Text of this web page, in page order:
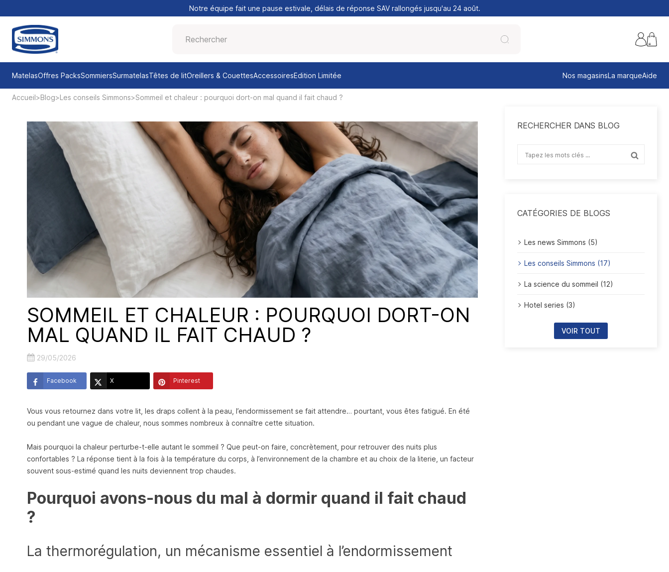
Notre équipe fait une pause estivale, délais de réponse SAV rallongés jusqu'au 24 août.
MatelasOffres PacksSommiersSurmatelasTêtes de litOreillers & CouettesAccessoiresEdition Limitée Nos magasinsLa marqueAide
Accueil Blog Les conseils Simmons Sommeil et chaleur : pourquoi dort-on mal quand il fait chaud ?
SOMMEIL ET CHALEUR : POURQUOI DORT-ON
MAL QUAND IL FAIT CHAUD ?
29/05/2026
Facebook X Pinterest
Vous vous retournez dans votre lit, les draps collent à la peau, l’endormissement se fait attendre… pourtant, vous êtes fatigué. En été
ou pendant une vague de chaleur, nous sommes nombreux à connaître cette situation.
Mais pourquoi la chaleur perturbe-t-elle autant le sommeil ? Que peut-on faire, concrètement, pour retrouver des nuits plus
confortables ? La réponse tient à la fois à la température du corps, à l’environnement de la chambre et au choix de la literie, un facteur
souvent sous-estimé quand les nuits deviennent trop chaudes.
Pourquoi avons-nous du mal à dormir quand il fait chaud
?
La thermorégulation, un mécanisme essentiel à l’endormissement
RECHERCHER DANS BLOG
CATÉGORIES DE BLOGS
Les news Simmons (5)
Les conseils Simmons (17)
La science du sommeil (12)
Hotel series (3)
VOIR TOUT